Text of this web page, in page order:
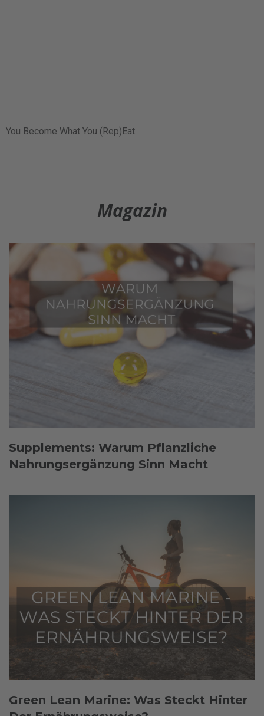
You Become What You (Rep)Eat.
Magazin
Supplements: Warum Pflanzliche
Nahrungsergänzung Sinn Macht
Green Lean Marine: Was Steckt Hinter